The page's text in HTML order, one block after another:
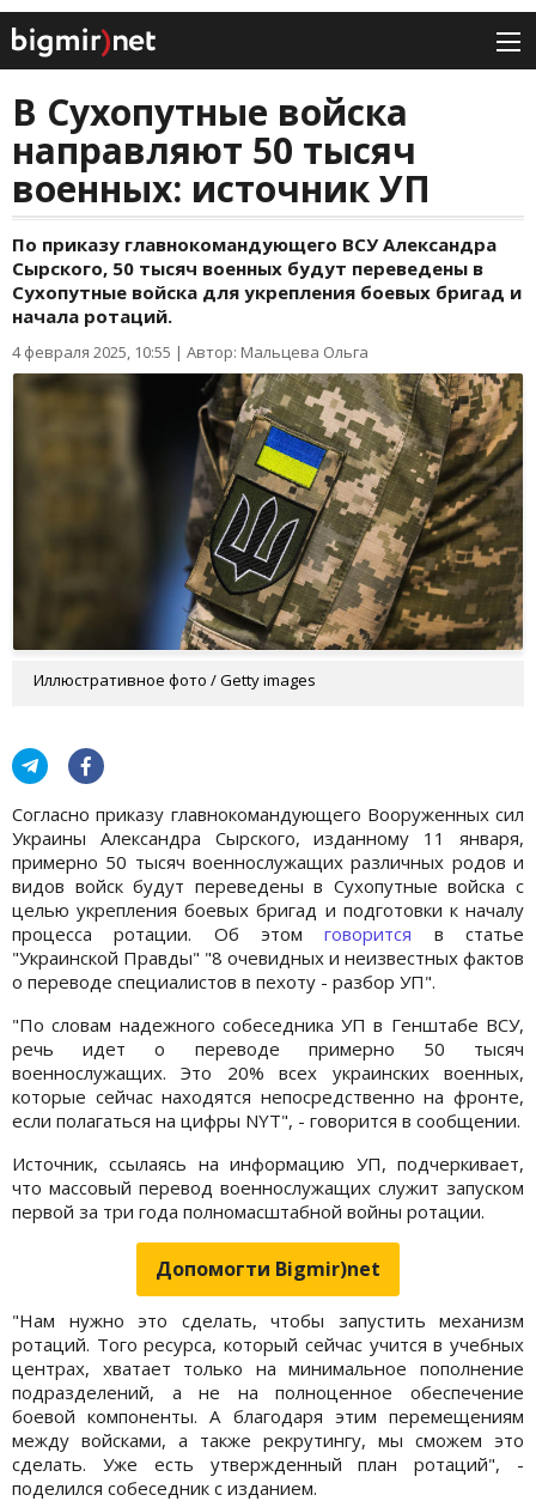
В Сухопутные войска
направляют 50 тысяч
военных: источник УП
По приказу главнокомандующего ВСУ Александра
Сырского, 50 тысяч военных будут переведены в
Сухопутные войска для укрепления боевых бригад и
начала ротаций.
4 февраля 2025, 10:55 | Автор: Мальцева Ольга
Иллюстративное фото / Getty images
Согласно приказу главнокомандующего Вооруженных сил
Украины Александра Сырского, изданному 11 января,
примерно 50 тысяч военнослужащих различных родов и
видов войск будут переведены в Сухопутные войска с
целью укрепления боевых бригад и подготовки к началу
процесса ротации. Об этомговорится в статье
"Украинской Правды" "8 очевидных и неизвестных фактов
о переводе специалистов в пехоту - разбор УП".
"По словам надежного собеседника УП в Генштабе ВСУ,
речь идет о переводе примерно 50 тысяч
военнослужащих. Это 20% всех украинских военных,
которые сейчас находятся непосредственно на фронте,
если полагаться на цифры NYT", - говорится в сообщении.
Источник, ссылаясь на информацию УП, подчеркивает,
что массовый перевод военнослужащих служит запуском
первой за три года полномасштабной войны ротации.
Допомогти Bigmir)net
"Нам нужно это сделать, чтобы запустить механизм
ротаций. Того ресурса, который сейчас учится в учебных
центрах, хватает только на минимальное пополнение
подразделений, а не на полноценное обеспечение
боевой компоненты. А благодаря этим перемещениям
между войсками, а также рекрутингу, мы сможем это
сделать. Уже есть утвержденный план ротаций", -
поделился собеседник с изданием.